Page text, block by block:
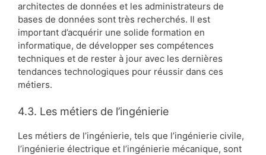
architectes de données et les administrateurs de
bases de données sont très recherchés. Il est
important d’acquérir une solide formation en
informatique, de développer ses compétences
techniques et de rester à jour avec les dernières
tendances technologiques pour réussir dans ces
métiers.
4.3. Les métiers de l’ingénierie
Les métiers de l’ingénierie, tels que l’ingénierie civile,
l’ingénierie électrique et l’ingénierie mécanique, sont